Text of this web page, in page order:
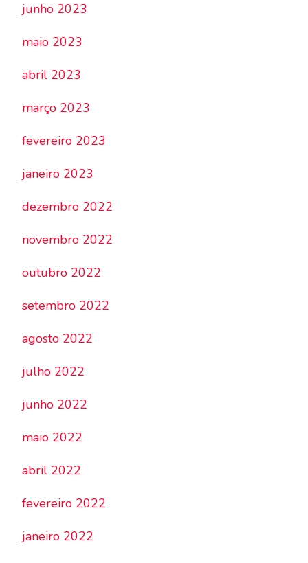
junho 2023
maio 2023
abril 2023
março 2023
fevereiro 2023
janeiro 2023
dezembro 2022
novembro 2022
outubro 2022
setembro 2022
agosto 2022
julho 2022
junho 2022
maio 2022
abril 2022
fevereiro 2022
janeiro 2022